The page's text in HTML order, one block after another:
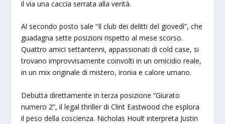
il via una caccia serrata alla verità.
Al secondo posto sale “Il club dei delitti del giovedì”, che
guadagna sette posizioni rispetto al mese scorso.
Quattro amici settantenni, appassionati di cold case, si
trovano improvvisamente coinvolti in un omicidio reale,
in un mix originale di mistero, ironia e calore umano.
Debutta direttamente in terza posizione “Giurato
numero 2”, il legal thriller di Clint Eastwood che esplora
il peso della coscienza. Nicholas Hoult interpreta Justin